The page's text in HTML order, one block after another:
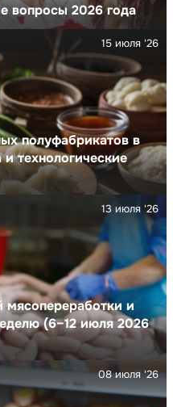
вопросы 2026 года
полуфабрикатов в
технологические
15 июля '26
и
(6–12 июля 2026
13 июля '26
08 июля '26